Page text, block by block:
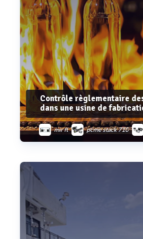
Contrôle règlementaire
dans une usine de
mir ft pcme stack 710